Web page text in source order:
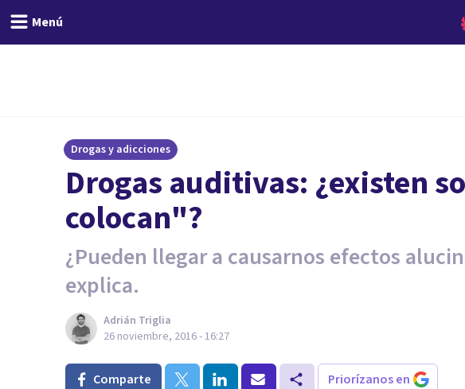
Menú
Drogas y adicciones
​Drogas auditivas: ¿existen
colocan"?
¿Pueden llegar a causarnos efectos
explica.
Adrián Triglia
26 noviembre, 2016 - 16:27
Comparte Priorízanos en